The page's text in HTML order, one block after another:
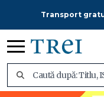
Transport